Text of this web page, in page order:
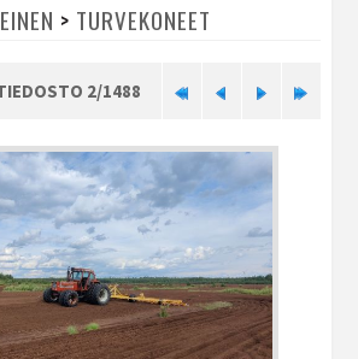
> TURVEKONEET
2/1488